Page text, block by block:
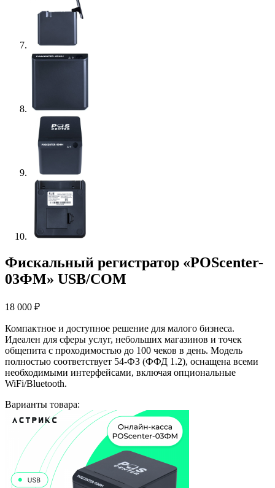
Фискальный регистратор «POScenter-
03ФМ» USB/COM
18 000 ₽
Компактное и доступное решение для малого бизнеса.
Идеален для сферы услуг, небольших магазинов и точек
общепита с проходимостью до 100 чеков в день. Модель
полностью соответствует 54-ФЗ (ФФД 1.2), оснащена всеми
необходимыми интерфейсами, включая опциональные
WiFi/Bluetooth.
Варианты товара: